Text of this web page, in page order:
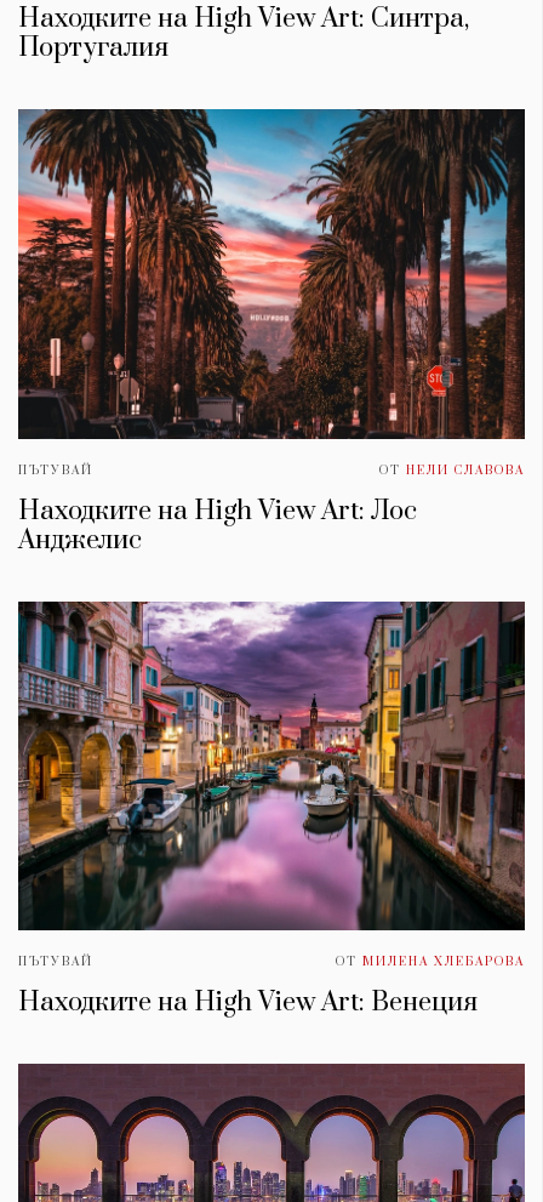
Находките на High View Art: Синтра,
Португалия
ПЪТУВАЙ ОТ НЕЛИ СЛАВОВА
Находките на High View Art: Лос
Анджелис
ПЪТУВАЙ ОТ МИЛЕНА ХЛЕБАРОВА
Находките на High View Art: Венеция